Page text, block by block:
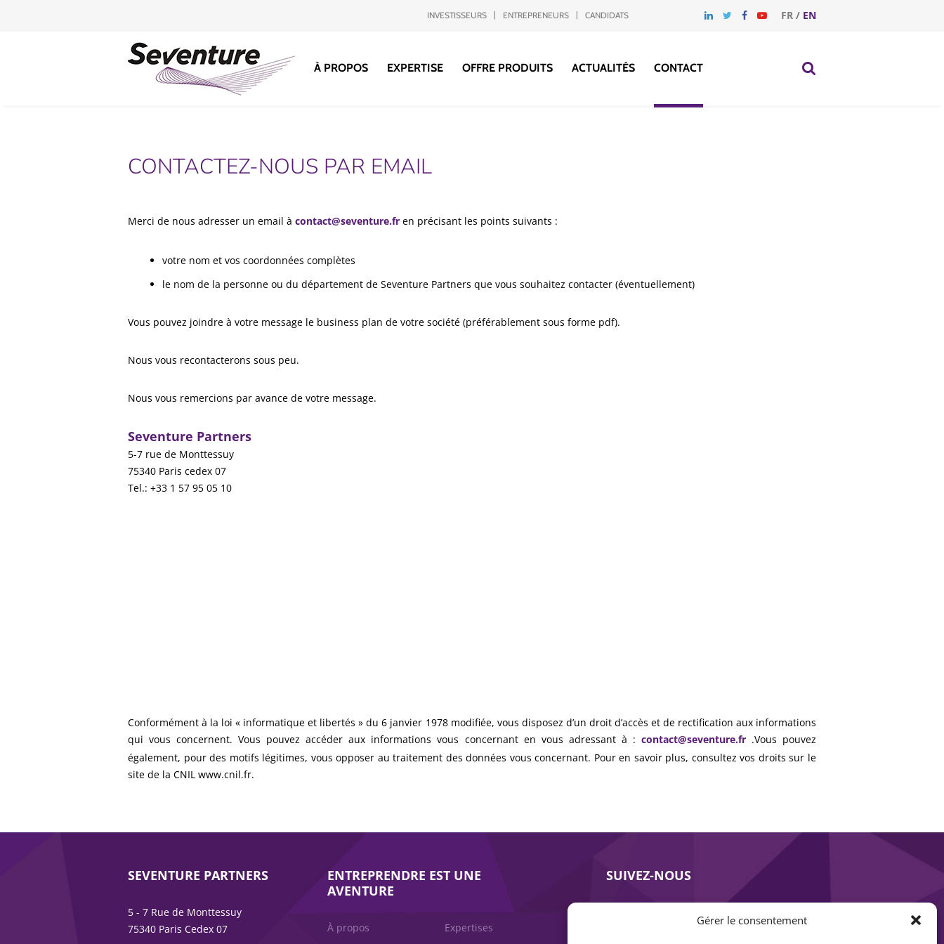
Gérer le consentement
FR / EN
INVESTISSEURS ENTREPRENEURS CANDIDATS
À PROPOS EXPERTISE OFFRE PRODUITS ACTUALITÉS CONTACT
CONTACTEZ-NOUS PAR EMAIL
Merci de nous adresser un email à contact@seventure.fr en précisant les points suivants :
votre nom et vos coordonnées complètes
le nom de la personne ou du département de Seventure Partners que vous souhaitez contacter (éventuellement)
Vous pouvez joindre à votre message le business plan de votre société (préférablement sous forme pdf).
Nous vous recontacterons sous peu.
Nous vous remercions par avance de votre message.
Seventure Partners
5-7 rue de Monttessuy
75340 Paris cedex 07
Tel.: +33 1 57 95 05 10
Conformément à la loi « informatique et libertés » du 6 janvier 1978 modifiée, vous disposez d’un droit d’accès et de rectification aux informations
qui vous concernent. Vous pouvez accéder aux informations vous concernant en vous adressant à : contact@seventure.fr.Vous pouvez
également, pour des motifs légitimes, vous opposer au traitement des données vous concernant. Pour en savoir plus, consultez vos droits sur le
site de la CNIL www.cnil.fr.
SEVENTURE PARTNERS
5 - 7 Rue de Monttessuy
75340 Paris Cedex 07
ENTREPRENDRE EST UNE
AVENTURE
À propos Expertises
SUIVEZ-NOUS